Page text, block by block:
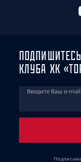
КЛУБА ХК
Введите Ваш e-mail